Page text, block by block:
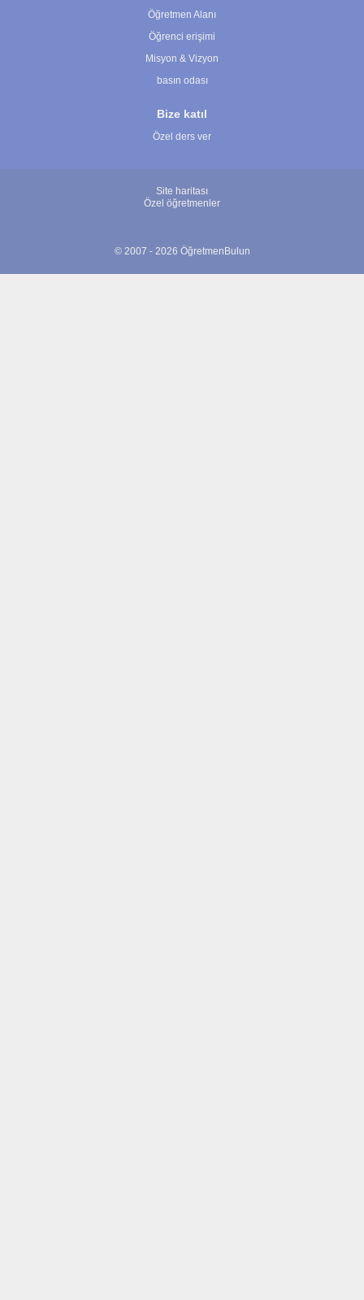
Öğretmen Alanı
Öğrenci erişimi
Misyon & Vizyon
basın odası
Bize katıl
Özel ders ver
Site haritası
Özel öğretmenler
© 2007 - 2026 ÖğretmenBulun